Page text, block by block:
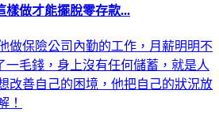
樣做才能擺脫零存款...
做保險公司內勤的工作，月薪明明不
一毛錢，身上沒有任何儲蓄，就是人
改善自己的困境，他把自己的狀況放
！